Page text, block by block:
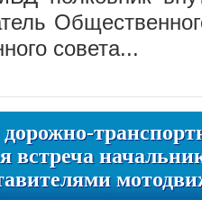
совета...
встреча